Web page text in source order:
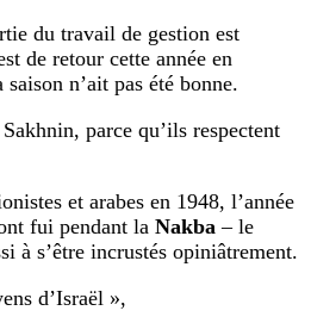
du travail de gestion est
de retour cette année en
n’ait pas été bonne.
parce qu’ils respectent
et arabes en 1948, l’année
fui pendant la Nakba – le
à s’être incrustés opiniâtrement.
d’Israël »,